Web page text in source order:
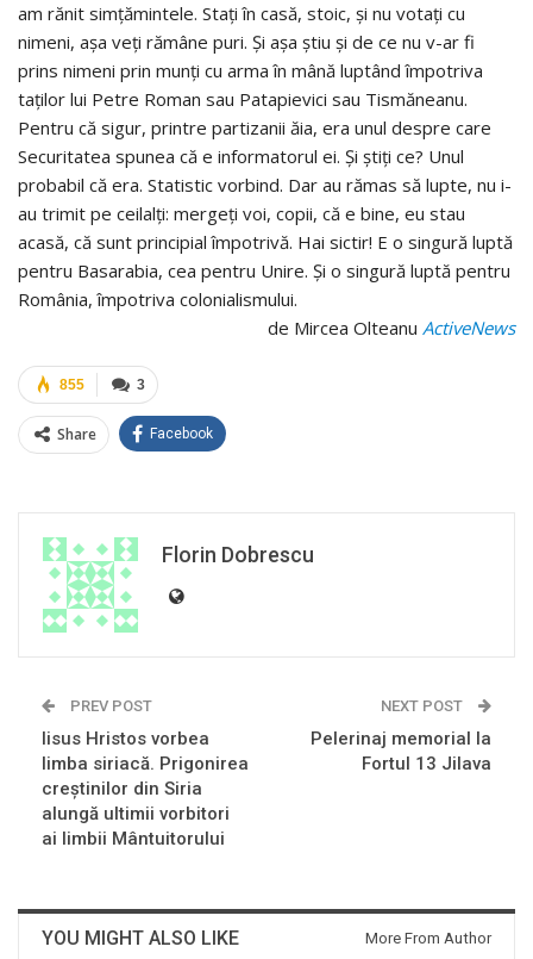
am rănit simțămintele. Stați în casă, stoic, și nu votați cu
nimeni, așa veți rămâne puri. Și așa știu și de ce nu v-ar fi
prins nimeni prin munți cu arma în mână luptând împotriva
taților lui Petre Roman sau Patapievici sau Tismăneanu.
Pentru că sigur, printre partizanii ăia, era unul despre care
Securitatea spunea că e informatorul ei. Și știți ce? Unul
probabil că era. Statistic vorbind. Dar au rămas să lupte, nu i-
au trimit pe ceilalți: mergeți voi, copii, că e bine, eu stau
acasă, că sunt principial împotrivă. Hai sictir! E o singură luptă
pentru Basarabia, cea pentru Unire. Și o singură luptă pentru
România, împotriva colonialismului.
de Mircea Olteanu ActiveNews
3
855
Share Facebook
Florin Dobrescu
PREV POST
Iisus Hristos vorbea
limba siriacă. Prigonirea
creștinilor din Siria
alungă ultimii vorbitori
ai limbii Mântuitorului
NEXT POST
Pelerinaj memorial la
Fortul 13 Jilava
YOU MIGHT ALSO LIKE More From Author